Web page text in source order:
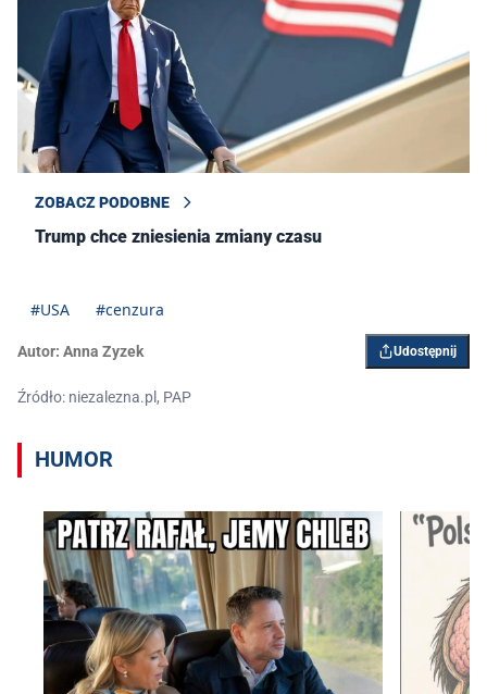
ZOBACZ PODOBNE
Trump chce zniesienia zmiany czasu
#USA #cenzura
Autor: Anna Zyzek Udostępnij
Źródło: niezalezna.pl, PAP
HUMOR